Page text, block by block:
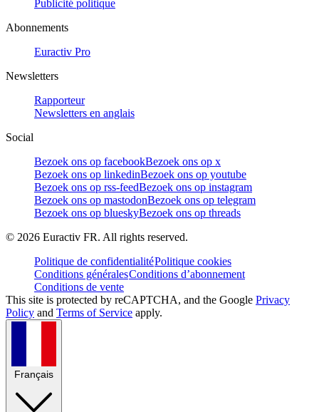
Publicité politique
Abonnements
Euractiv Pro
Newsletters
Rapporteur
Newsletters en anglais
Social
Bezoek ons op facebookBezoek ons op x
Bezoek ons op linkedinBezoek ons op youtube
Bezoek ons op rss-feedBezoek ons op instagram
Bezoek ons op mastodonBezoek ons op telegram
Bezoek ons op blueskyBezoek ons op threads
© 2026 Euractiv FR. All rights reserved.
Politique de confidentialitéPolitique cookies
Conditions généralesConditions d’abonnement
Conditions de vente
This site is protected by reCAPTCHA, and the Google Privacy
Policy and Terms of Service apply.
Français